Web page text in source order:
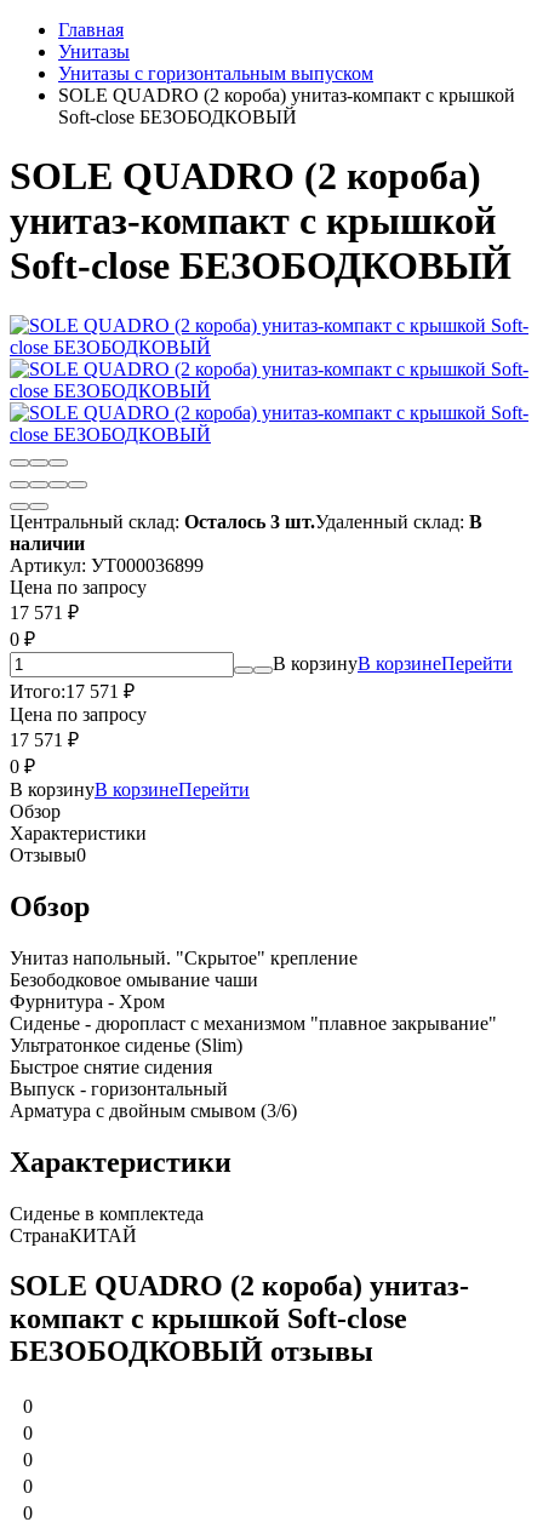
Главная
Унитазы
Унитазы с горизонтальным выпуском
SOLE QUADRO (2 короба) унитаз-компакт с крышкой
Soft-close БЕЗОБОДКОВЫЙ
SOLE QUADRO (2 короба)
унитаз-компакт с крышкой
Soft-close БЕЗОБОДКОВЫЙ
Центральный склад: Осталось 3 шт.Удаленный склад: В
наличии
Артикул: УТ000036899
Цена по запросу
17 571 ₽
0 ₽
В корзинуВ корзинеПерейти
Итого:17 571 ₽
Цена по запросу
17 571 ₽
0 ₽
В корзинуВ корзинеПерейти
Обзор
Характеристики
Отзывы0
Обзор
Унитаз напольный. "Скрытое" крепление
Безободковое омывание чаши
Фурнитура - Хром
Сиденье - дюропласт с механизмом "плавное закрывание"
Ультратонкое сиденье (Slim)
Быстрое снятие сидения
Выпуск - горизонтальный
Арматура с двойным смывом (3/6)
Характеристики
Сиденье в комплектеда
СтранаКИТАЙ
SOLE QUADRO (2 короба) унитаз-
компакт с крышкой Soft-close
БЕЗОБОДКОВЫЙ отзывы
0
0
0
0
0